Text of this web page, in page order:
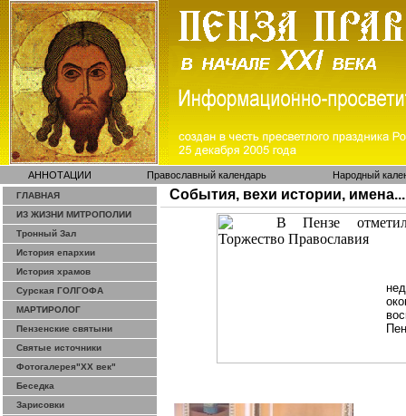
АННОТАЦИИ Православный календарь Народный
ГЛАВНАЯ
ИЗ ЖИЗНИ МИТРОПОЛИИ
Тронный Зал
История епархии
История храмов
Сурская ГОЛГОФА
МАРТИРОЛОГ
Пензенские святыни
Святые источники
Фотогалерея"ХХ век"
Беседка
Зарисовки
События, вехи истории, имена...